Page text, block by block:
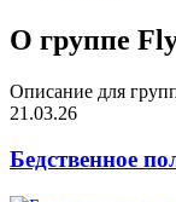
О группе
Описание для
21.03.26
Бедственное